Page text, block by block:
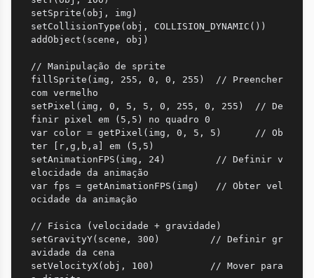
setSprite(obj, img)
setCollisionType(obj, COLLISION_DYNAMIC())
addObject(scene, obj)
// Manipulação de sprite
fillSprite(img, 255, 0, 0, 255)  // Preencher
com vermelho
setPixel(img, 0, 5, 5, 0, 255, 0, 255)  // De
finir pixel em (5,5) no quadro 0
var color = getPixel(img, 0, 5, 5)      // Ob
ter [r,g,b,a] em (5,5)
setAnimationFPS(img, 24)         // Definir v
elocidade da animação
var fps = getAnimationFPS(img)   // Obter vel
ocidade da animação
// Física (velocidade + gravidade)
setGravityY(scene, 300)         // Definir gr
avidade da cena
setVelocityX(obj, 100)          // Mover para